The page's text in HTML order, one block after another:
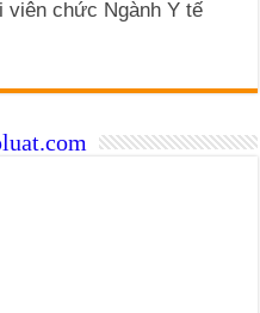
viên chức Ngành Y tế